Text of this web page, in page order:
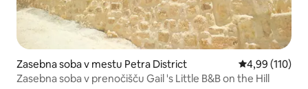
Zasebna soba v mestu Petra District Povprečna
4,99 (110)
Zasebna soba v prenočišču Gail 's Little B&B on the Hill